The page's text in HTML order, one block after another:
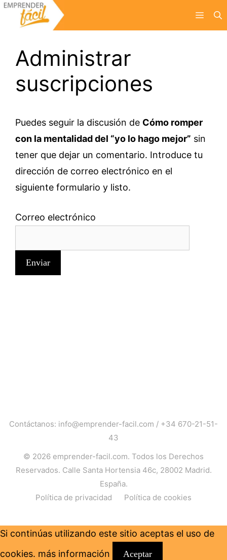
Saltar
Menú
Administrar
suscripciones
Puedes seguir la discusión de Cómo romper
con la mentalidad del “yo lo hago mejor” sin
tener que dejar un comentario. Introduce tu
dirección de correo electrónico en el
siguiente formulario y listo.
Correo electrónico
Contáctanos: info@emprender-facil.com / +34 670-21-51-
43
© 2026 emprender-facil.com. Todos los Derechos
Reservados. Calle Santa Hortensia 46c, 28002 Madrid.
España.
Política de privacidad
Política de cookies
Si continúas utilizando este sitio aceptas el uso de
cookies. más información Aceptar